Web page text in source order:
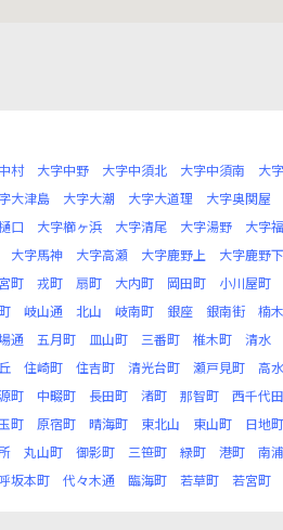
村 大字中野 大字中須北 大字中須南 大
大津島 大字大潮 大字大道理 大字奥関屋
口 大字櫛ヶ浜 大字清尾 大字湯野 大字
大字馬神 大字高瀬 大字鹿野上 大字鹿野下
町 戎町 扇町 大内町 岡田町 小川屋町
岐山通 北山 岐南町 銀座 銀南街 楠木
通 五月町 皿山町 三番町 椎木町 清水
住崎町 住吉町 清光台町 瀬戸見町 高
町 中畷町 長田町 渚町 那智町 西千代
町 原宿町 晴海町 東北山 東山町 日地町
丸山町 御影町 三笹町 緑町 港町 南
坂本町 代々木通 臨海町 若草町 若宮町